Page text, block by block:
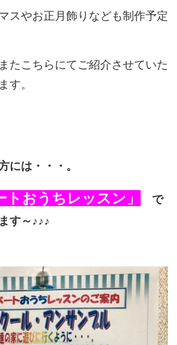
スやお正月飾りなども制作予定
たこちらにてご紹介させていた
す。
には・・・。
トおうちレッスン」
で
す～♪♪♪